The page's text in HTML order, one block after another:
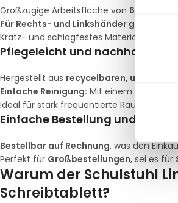
Großzügige Arbeitsfläche von 60 x 35 cm
Für Rechts- und Linkshänder geeignet
Kratz- und schlagfestes Material (PC-
Pflegeleicht und nachhaltig
Hergestellt aus recycelbaren,
Einfache Reinigung: Mit einem feuchten
Ideal für stark frequentierte Räume wie
Einfache Bestellung und
Bestellbar auf Rechnung, was den
Perfekt für Großbestellungen, sei es für
Warum der Schulstuhl
Schreibtablett?